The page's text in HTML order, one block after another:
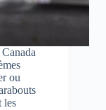
ou
les